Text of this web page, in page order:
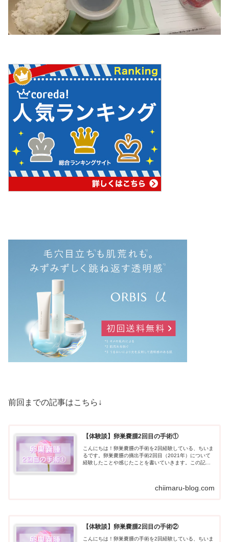
前回までの記事はこちら↓
【体験談】卵巣嚢腫2回目の手術①
こんにちは！卵巣嚢腫の手術を2回経験している、ちいま
るです。卵巣嚢腫の摘出手術2回目（2021年）について
経験したことや感じたことを書いていきます。この記事
chiimaru-blog.com
【体験談】卵巣嚢腫2回目の手術②
こんにちは！卵巣嚢腫の手術を2回経験している、ちいま